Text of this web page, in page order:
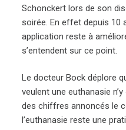
Schonckert lors de son
soirée. En effet depuis 10
application reste à
s’entendent sur ce point.
Le docteur Bock déplore
veulent une euthanasie
des chiffres annoncés le
l’euthanasie reste une